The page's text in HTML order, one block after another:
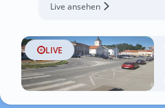
Live ansehen
LIVE